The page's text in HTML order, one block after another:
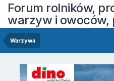
Forum rolników,
warzyw i
Warzywa